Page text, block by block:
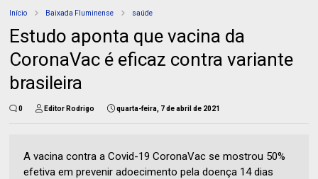
Início Baixada Fluminense saúde
Estudo aponta que vacina da
CoronaVac é eficaz contra variante
brasileira
0 Editor Rodrigo quarta-feira, 7 de abril de 2021
A vacina contra a Covid-19 CoronaVac se mostrou 50%
efetiva em prevenir adoecimento pela doença 14 dias